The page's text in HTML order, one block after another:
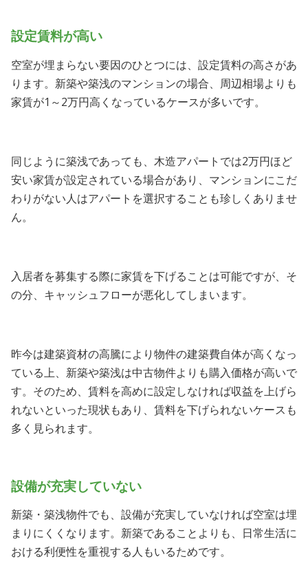
設定賃料が高い
空室が埋まらない要因のひとつには、設定賃料の高さがあ
ります。新築や築浅のマンションの場合、周辺相場よりも
家賃が1～2万円高くなっているケースが多いです。
同じように築浅であっても、木造アパートでは2万円ほど
安い家賃が設定されている場合があり、マンションにこだ
わりがない人はアパートを選択することも珍しくありませ
ん。
入居者を募集する際に家賃を下げることは可能ですが、そ
の分、キャッシュフローが悪化してしまいます。
昨今は建築資材の高騰により物件の建築費自体が高くなっ
ている上、新築や築浅は中古物件よりも購入価格が高いで
す。そのため、賃料を高めに設定しなければ収益を上げら
れないといった現状もあり、賃料を下げられないケースも
多く見られます。
設備が充実していない
新築・築浅物件でも、設備が充実していなければ空室は埋
まりにくくなります。新築であることよりも、日常生活に
おける利便性を重視する人もいるためです。